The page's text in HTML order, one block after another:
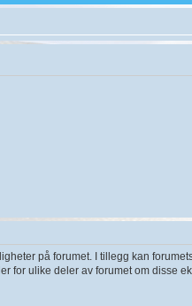
på forumet. I tillegg kan
for ulike deler av forumet om disse